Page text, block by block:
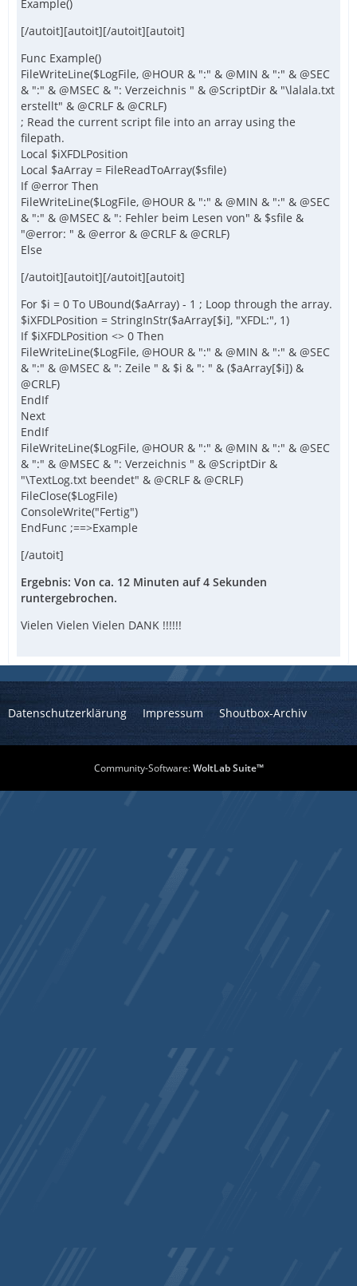
Example()
[/autoit][autoit][/autoit][autoit]
Func Example()
FileWriteLine($LogFile, @HOUR & ":" & @MIN & ":" & @SEC
& ":" & @MSEC & ": Verzeichnis " & @ScriptDir & "\lalala.txt
erstellt" & @CRLF & @CRLF)
; Read the current script file into an array using the
filepath.
Local $iXFDLPosition
Local $aArray = FileReadToArray($sfile)
If @error Then
FileWriteLine($LogFile, @HOUR & ":" & @MIN & ":" & @SEC
& ":" & @MSEC & ": Fehler beim Lesen von" & $sfile &
"@error: " & @error & @CRLF & @CRLF)
Else
[/autoit][autoit][/autoit][autoit]
For $i = 0 To UBound($aArray) - 1 ; Loop through the array.
$iXFDLPosition = StringInStr($aArray[$i], "XFDL:", 1)
If $iXFDLPosition <> 0 Then
FileWriteLine($LogFile, @HOUR & ":" & @MIN & ":" & @SEC
& ":" & @MSEC & ": Zeile " & $i & ": " & ($aArray[$i]) &
@CRLF)
EndIf
Next
EndIf
FileWriteLine($LogFile, @HOUR & ":" & @MIN & ":" & @SEC
& ":" & @MSEC & ": Verzeichnis " & @ScriptDir &
"\TextLog.txt beendet" & @CRLF & @CRLF)
FileClose($LogFile)
ConsoleWrite("Fertig")
EndFunc ;==>Example
[/autoit]
Ergebnis: Von ca. 12 Minuten auf 4 Sekunden
runtergebrochen.
Vielen Vielen Vielen DANK !!!!!!
Datenschutzerklärung Impressum Shoutbox-Archiv
Community-Software:WoltLab Suite™